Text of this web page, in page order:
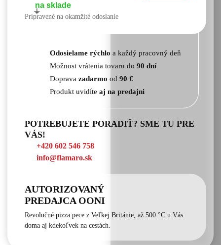
-
+
na sklade
Pripravené na okamžité odoslanie
Odosielame rýchlo a každý pracovný deň
Možnost vrátenia tovaru do 90 dní
Doprava zadarmo od 90 €
Produkt uvidíte aj na predajni
POTREBUJETE PORADIŤ? SME TU PRE
VÁS!
+420 602 546 758
info@flamaro.sk
AUTORIZOVANÝ
PREDAJCA OONI
Revolučné pizza pece z Veľkej Británie, až 500 °C u Vás
doma aj kdekoľvek na cestách.